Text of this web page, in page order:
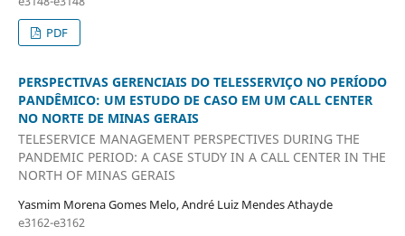
PDF
PERSPECTIVAS GERENCIAIS DO TELESSERVIÇO NO PERÍODO
PANDÊMICO: UM ESTUDO DE CASO EM UM CALL CENTER
NO NORTE DE MINAS GERAIS
TELESERVICE MANAGEMENT PERSPECTIVES DURING THE
PANDEMIC PERIOD: A CASE STUDY IN A CALL CENTER IN THE
NORTH OF MINAS GERAIS
Yasmim Morena Gomes Melo, André Luiz Mendes Athayde
e3162-e3162